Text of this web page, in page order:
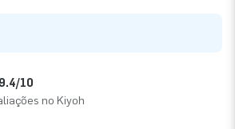
9.4/10
no Kiyoh